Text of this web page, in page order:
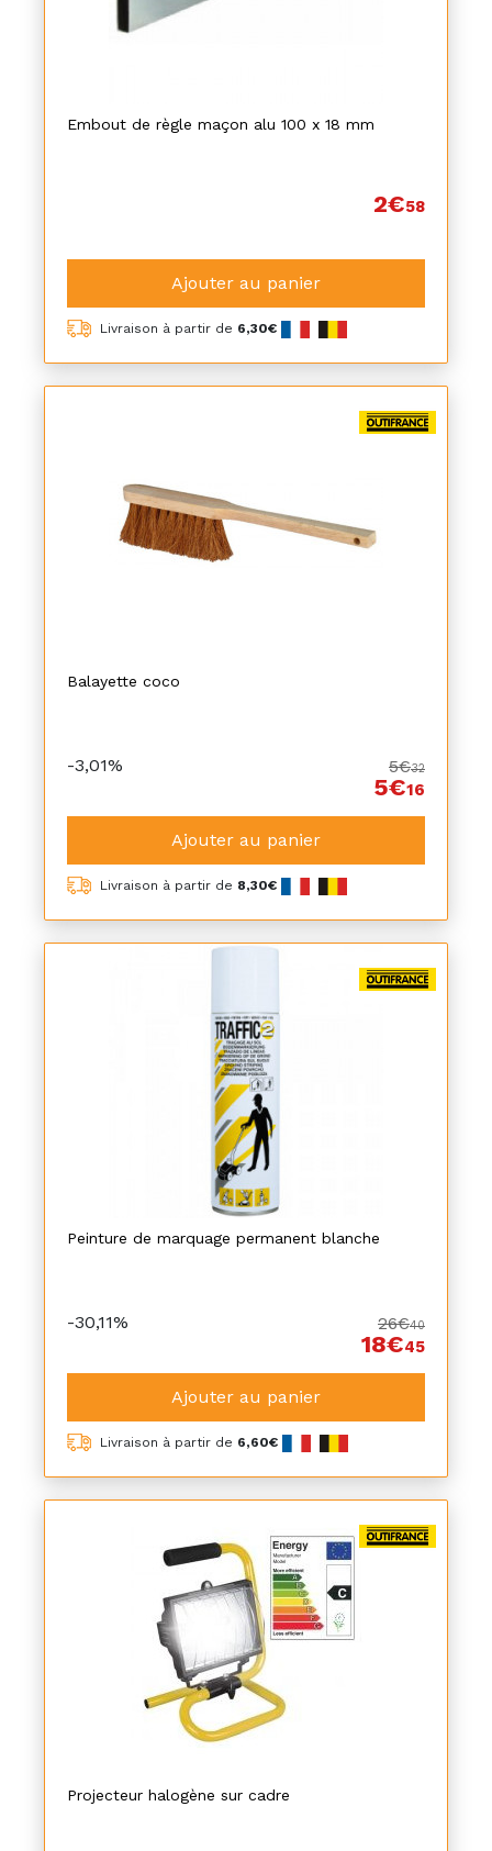
Embout de règle maçon alu 100 x 18 mm
2€58
Ajouter au panier
Livraison à partir de 6,30€
Balayette coco
-3,01% 5€32
5€16
Ajouter au panier
Livraison à partir de 8,30€
Peinture de marquage permanent blanche
-30,11% 26€40
18€45
Ajouter au panier
Livraison à partir de 6,60€
Projecteur halogène sur cadre